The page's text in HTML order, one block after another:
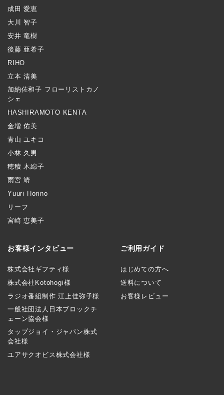
成田 愛恵
大川 智子
安井 竜樹
後藤 亜希子
RIHO
立本 清美
加納佐和子 フローリストカノ
シェ
HASHIRAMOTO KENTA
金増 佑美
青山 ユキコ
小林 久男
穂積 木綿子
雨宮 靖
Yuuri Horino
リーフ
宮崎 恵美子
お客様インタビュー
株式会社ギフティ様
株式会社Kotohogi様
ラジオ番組制作 江上佳弥子様
一般社団法人日本ブロックチ
ェーン協会様
タップジョイ・ジャパン株式
会社様
ユアサクオビス株式会社様
ご利用ガイド
はじめての方へ
送料について
お客様レビュー